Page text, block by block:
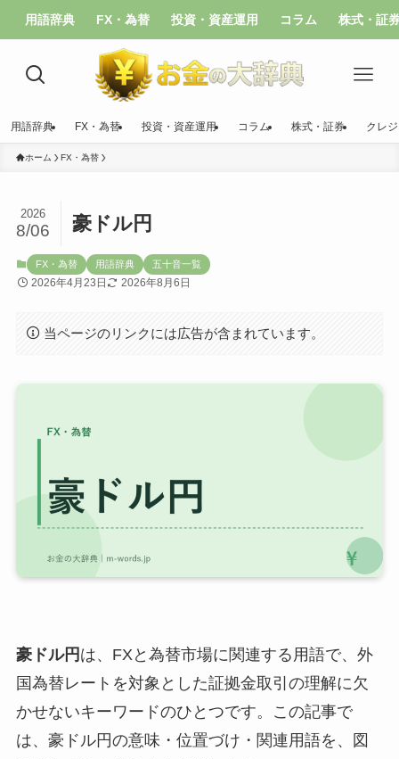
用語辞典 FX・為替 投資・資産運用 コラム 株式・証
用語辞典 FX・為替 投資・資産運用 コラム 株式・証券 クレ
ホーム FX・為替
豪ドル円
2026
8/06
FX・為替 用語辞典 五十音一覧
2026年4月23日 2026年8月6日
当ページのリンクには広告が含まれています。
豪ドル円 は、FXと為替市場に関連する用語で、外
国為替レートを対象とした証拠金取引の理解に欠
かせないキーワードのひとつです。この記事で
は、豪ドル円の意味・位置づけ・関連用語を、図